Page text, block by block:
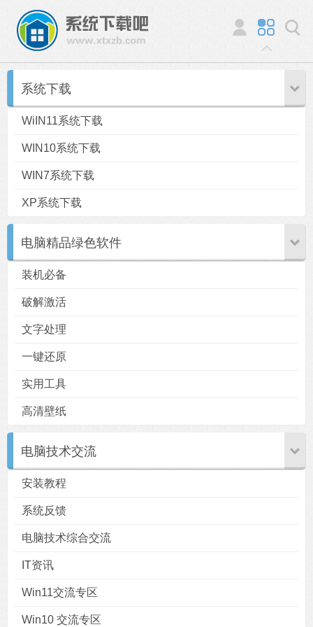
系统下载
WiIN11系统下载
WIN10系统下载
WIN7系统下载
XP系统下载
电脑精品绿色软件
装机必备
破解激活
文字处理
一键还原
实用工具
高清壁纸
电脑技术交流
安装教程
系统反馈
电脑技术综合交流
IT资讯
Win11交流专区
Win10 交流专区